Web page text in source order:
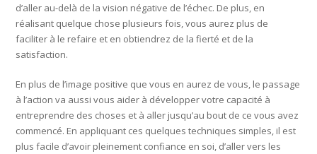
d’aller au-delà de la vision négative de l’échec. De plus, en
réalisant quelque chose plusieurs fois, vous aurez plus de
faciliter à le refaire et en obtiendrez de la fierté et de la
satisfaction.
En plus de l’image positive que vous en aurez de vous, le passage
à l’action va aussi vous aider à développer votre capacité à
entreprendre des choses et à aller jusqu’au bout de ce vous avez
commencé. En appliquant ces quelques techniques simples, il est
plus facile d’avoir pleinement confiance en soi, d’aller vers les